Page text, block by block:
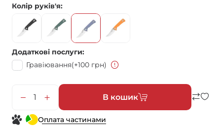
Колір руків'я
Додаткові послуги
Гравіювання(+100 грн)
В кошик
Оплата частинами